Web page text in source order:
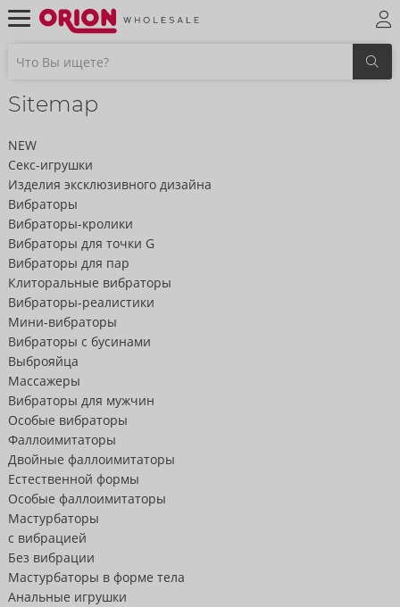
Sitemap
NEW
Секс-игрушки
Изделия эксклюзивного дизайна
Вибраторы
Вибраторы-кролики
Вибраторы для точки G
Вибраторы для пар
Клиторальные вибраторы
Вибраторы-реалистики
Мини-вибраторы
Вибраторы с бусинами
Выброяйца
Массажеры
Вибраторы для мужчин
Особые вибраторы
Фаллоимитаторы
Двойные фаллоимитаторы
Естественной формы
Особые фаллоимитаторы
Мастурбаторы
с вибрацией
Без вибрации
Мастурбаторы в форме тела
Анальные игрушки